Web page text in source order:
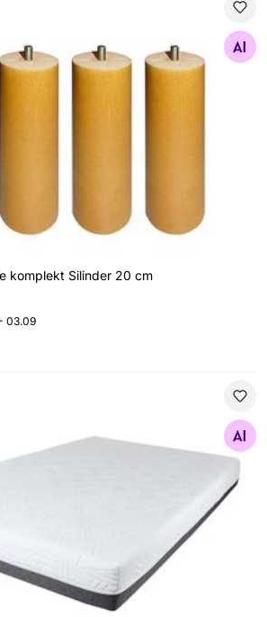
Otsi sarnaseid
komplekt Silinder 20 cm
03.09
Hera (pocket koos